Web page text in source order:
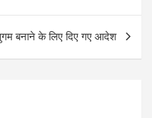
सुगम बनाने के लिए दिए गए आदेश